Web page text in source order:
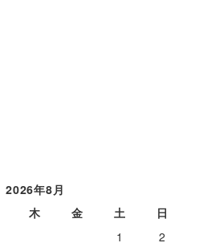
2026年8月
木 金 土
日
1
2